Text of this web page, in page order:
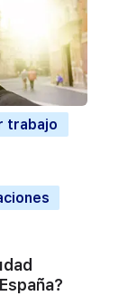
trabajo